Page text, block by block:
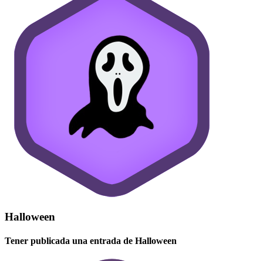
Halloween
Tener publicada una entrada de Halloween